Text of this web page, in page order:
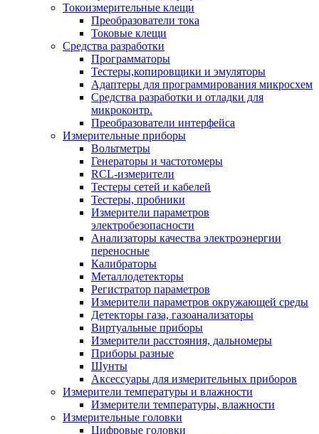
Токоизмерительные клещи
Преобразователи тока
Токовые клещи
Средства разработки
Программаторы
Тестеры,копировщики и эмуляторы
Адаптеры для программирования микросхем
Cредства разработки и отладки для
микроконтр.
Преобразователи интерфейса
Измерительные приборы
Вольтметры
Генераторы и частотомеры
RCL-измерители
Тестеры сетей и кабелей
Тестеры, пробники
Измерители параметров
электробезопасности
Анализаторы качества электроэнергии
переносные
Калибраторы
Металлодетекторы
Регистратор параметров
Измерители параметров окружающей среды
Детекторы газа, газоанализаторы
Виртуальные приборы
Измерители расстояния, дальномеры
Приборы разные
Шунты
Аксессуары для измерительных приборов
Измерители температуры и влажности
Измерители температуры, влажности
Измерительные головки
Цифровые головки